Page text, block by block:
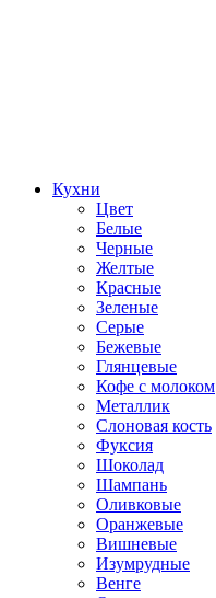
Кухни
Цвет
Белые
Черные
Желтые
Красные
Зеленые
Серые
Бежевые
Глянцевые
Кофе с молоком
Металлик
Слоновая кость
Фуксия
Шоколад
Шампань
Оливковые
Оранжевые
Вишневые
Изумрудные
Венге